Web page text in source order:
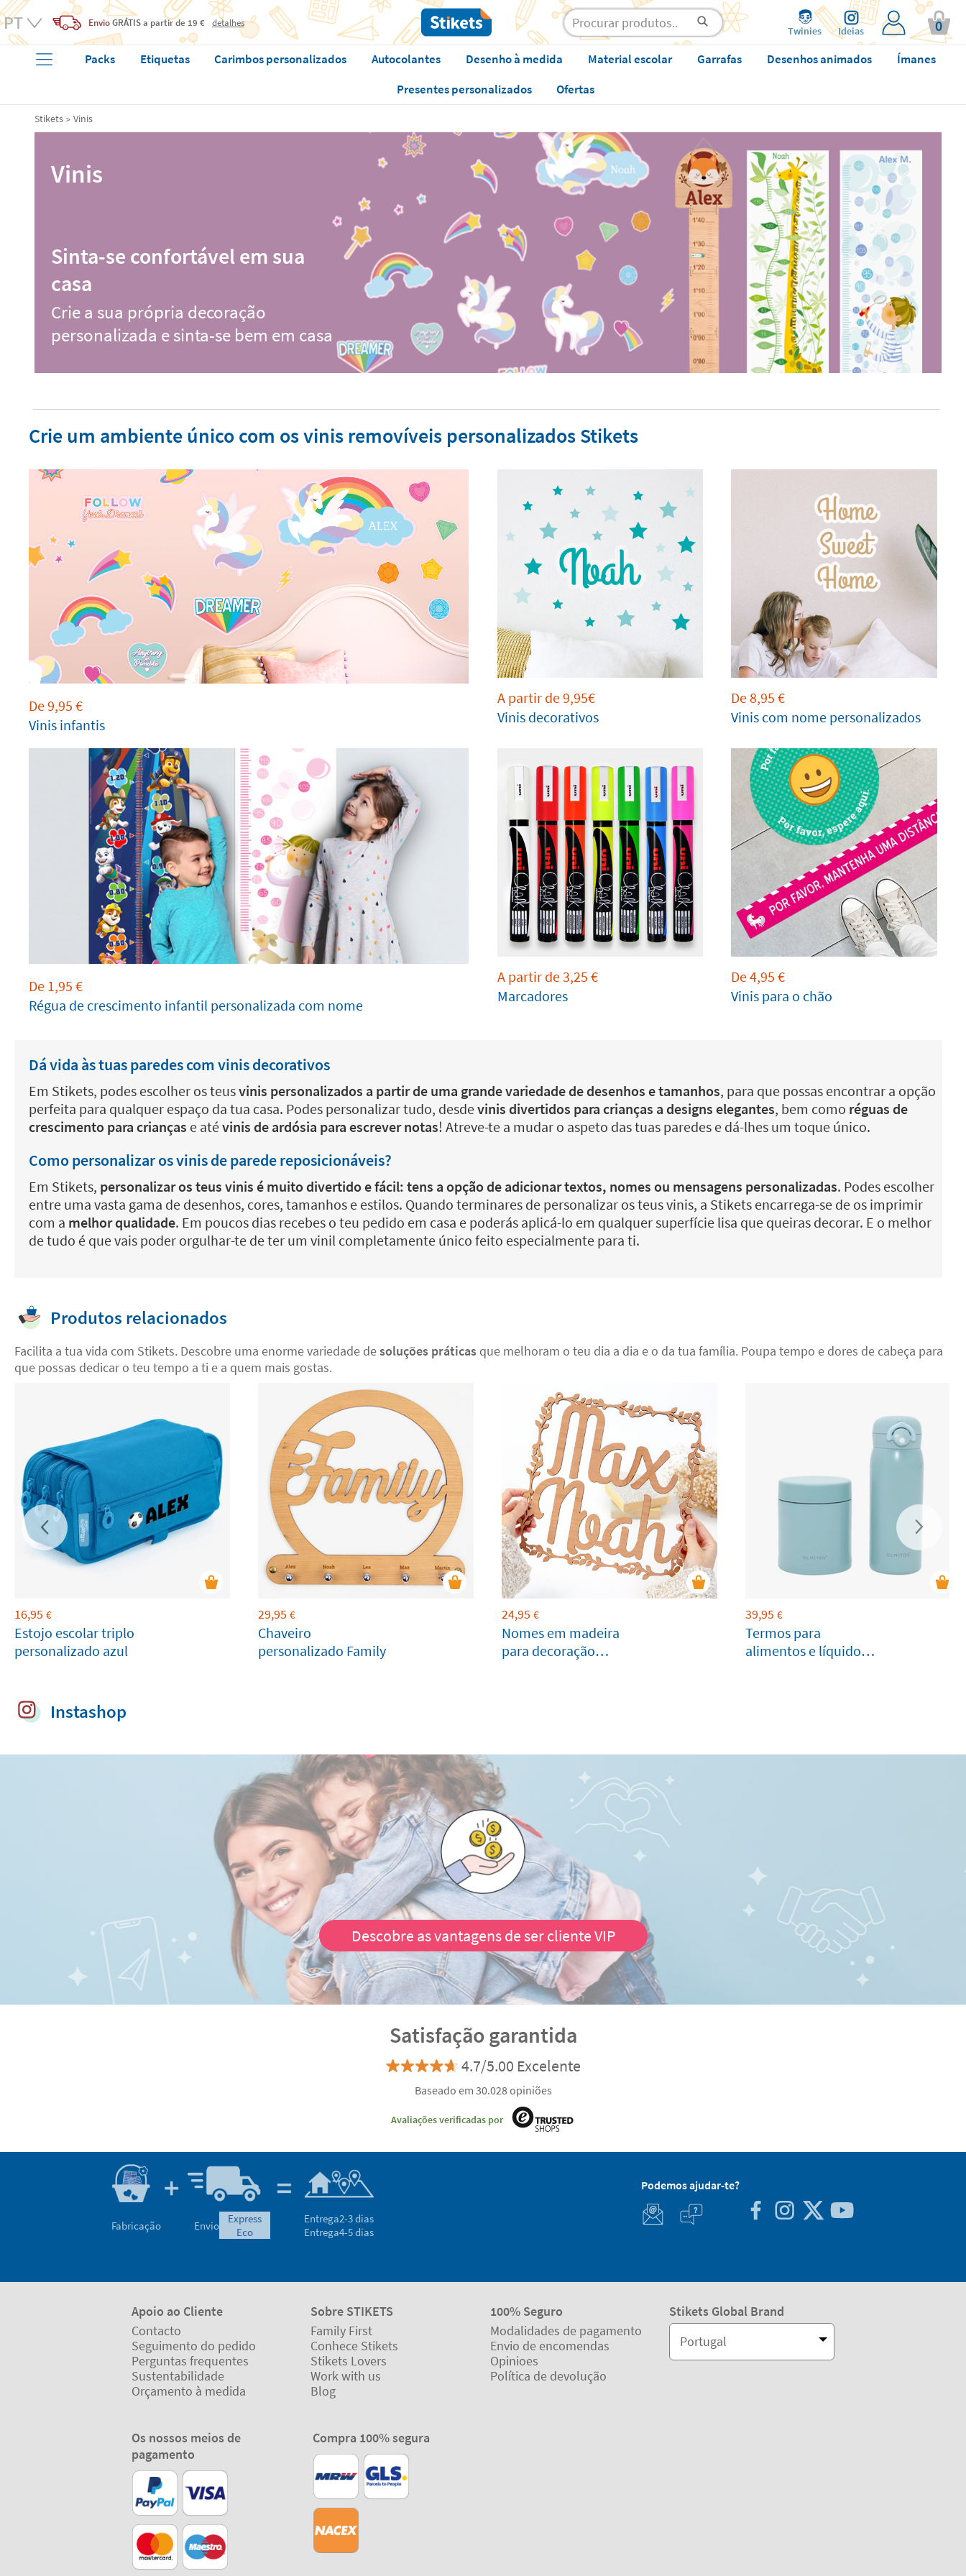
EnvioGRÁTISa partir de 19 € detalhes
Twinies Ideias 0
Packs Etiquetas Carimbos personalizados Autocolantes Desenho à medida Material escolar Garrafas Desenhos animados
Ímanes
Presentes personalizados
Ofertas
Stikets Vinis
Vinis
Sinta-se confortável em sua
casa
Crie a sua própria decoração
personalizada e sinta-se bem em casa
Crie um ambiente único com os vinis removíveis personalizados Stikets
De9,95 €
Vinis infantis
A partir de 9,95€
Vinis decorativos
De8,95 €
Vinis com nome personalizados
De 1,95 €
Régua de crescimento infantil personalizada com nome
A partir de3,25 €
Marcadores
De4,95 €
Vinis para o chão
Dá vida às tuas paredes com vinis decorativos
Em Stikets, podes escolher os teusvinis personalizados a partir de uma grande variedade de desenhos e tamanhos, para que possas encontrar a opção
perfeita para qualquer espaço da tua casa. Podes personalizar tudo, desdevinis divertidos para crianças a designs elegantes, bem como réguas de
crescimento para crianças e atévinis de ardósia para escrever notas! Atreve-te a mudar o aspeto das tuas paredes e dá-lhes um toque único.
Como personalizar os vinis de parede reposicionáveis?
Em Stikets, personalizar os teus vinis é muito divertido e fácil: tens a opção de adicionar textos, nomes ou mensagens personalizadas. Podes escolher
entre uma vasta gama de desenhos, cores, tamanhos e estilos. Quando terminares de personalizar os teus vinis, a Stikets encarrega-se de os imprimir
com a melhor qualidade. Em poucos dias recebes o teu pedido em casa e poderás aplicá-lo em qualquer superfície lisa que queiras decorar. E o melhor
de tudo é que vais poder orgulhar-te de ter um vinil completamente único feito especialmente para ti.
Produtos relacionados
Facilita a tua vida com Stikets. Descobre uma enorme variedade desoluções práticas que melhoram o teu dia a dia e o da tua família. Poupa tempo e dores de cabeça para
que possas dedicar o teu tempo a ti e a quem mais gostas.
16,95 €
Estojo escolar triplo
personalizado azul
29,95 €
Chaveiro
personalizado Family
24,95 €
Nomes em madeira
para decoração
39,95 €
Termos para
alimentos e líquidos
Instashop
Descobre as vantagens de ser cliente VIP
Satisfação garantida
4.7/5.00 Excelente
Baseado em 30.028 opiniões
Avaliações verificadas por
Fabricação Envio
express
eco
Entrega2-3 dias
Entrega4-5 dias
Podemos ajudar-te?
Apoio ao Cliente
Contacto
Seguimento do pedido
Perguntas frequentes
Sustentabilidade
Orçamento à medida
Sobre STIKETS
Family First
Conhece Stikets
Stikets Lovers
Work with us
Blog
100% Seguro
Modalidades de pagamento
Envio de encomendas
Opinioes
Política de devolução
Stikets Global Brand
Portugal
Os nossos meios de
pagamento
Compra 100% segura